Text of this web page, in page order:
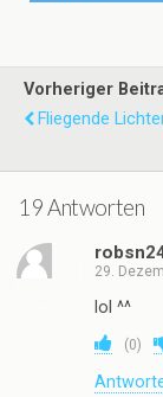
Vorheriger
Fliegende
19 Antworten
29.
lol ^^
(0)